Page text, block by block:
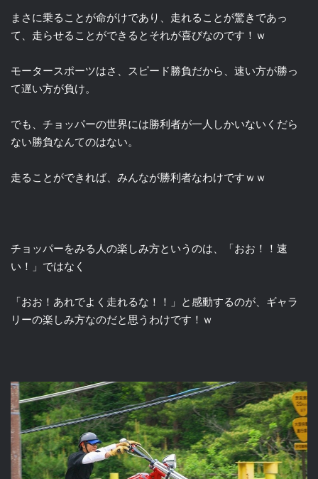
まさに乗ることが命がけであり、走れることが驚きであっ
て、走らせることができるとそれが喜びなのです！ｗ
モータースポーツはさ、スピード勝負だから、速い方が勝っ
て遅い方が負け。
でも、チョッパーの世界には勝利者が一人しかいないくだら
ない勝負なんてのはない。
走ることができれば、みんなが勝利者なわけですｗｗ
チョッパーをみる人の楽しみ方というのは、「おお！！速
い！」ではなく
「おお！あれでよく走れるな！！」と感動するのが、ギャラ
リーの楽しみ方なのだと思うわけです！ｗ